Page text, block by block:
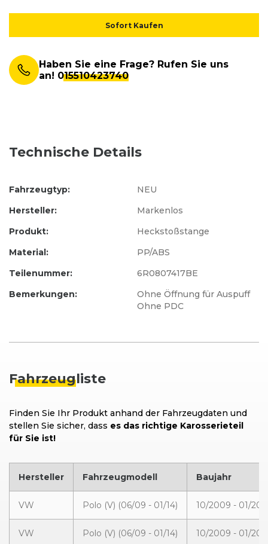
Sofort Kaufen
Haben Sie eine Frage? Rufen Sie uns
an! 015510423740
Technische Details
Hersteller:
Markenlos
Produkt:
Heckstoßstange
Fahrzeugtyp: NEU
Material:
PP/ABS
Teilenummer:
6R0807417BE
Bemerkungen:
Ohne Öffnung für Auspuff
Ohne PDC
Fahrzeugliste
Finden Sie Ihr Produkt anhand der Fahrzeugdaten und
stellen Sie sicher, dass es das richtige Karosserieteil
für Sie ist!
Hersteller Fahrzeugmodell Baujahr
VW Polo (V) (06/09 - 01/14) 10/2009 - 01/
VW Polo (V) (06/09 - 01/14) 10/2009 - 01/